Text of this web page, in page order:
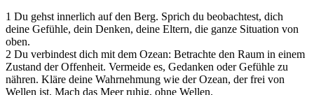
1 Du gehst innerlich auf den Berg. Sprich du beobachtest, dich
deine Gefühle, dein Denken, deine Eltern, die ganze Situation von
oben.
2 Du verbindest dich mit dem Ozean: Betrachte den Raum in einem
Zustand der Offenheit. Vermeide es, Gedanken oder Gefühle zu
nähren. Kläre deine Wahrnehmung wie der Ozean, der frei von
Wellen ist. Mach das Meer ruhig, ohne Wellen.